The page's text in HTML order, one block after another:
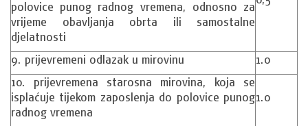
polovice punog radnog vremena, odnosno za
vrijeme obavljanja obrta ili samostalne
djelatnosti
9. prijevremeni odlazak u mirovinu
1.0
10. prijevremena starosna mirovina, koja se
isplaćuje tijekom zaposlenja do polovice punog
radnog vremena
1.0